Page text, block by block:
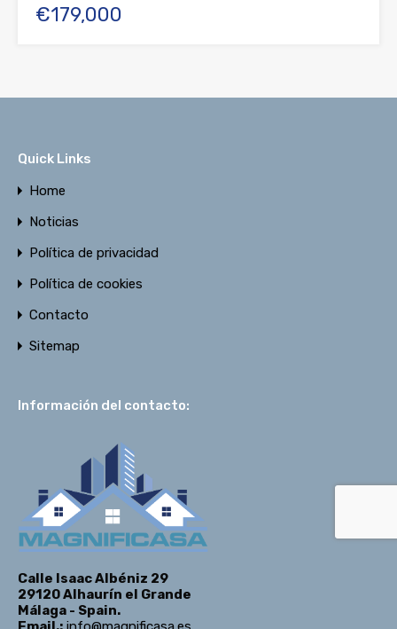
€179,000
Quick Links
Home
Noticias
Política de privacidad
Política de cookies
Contacto
Sitemap
Información del contacto:
Calle Isaac Albéniz 29
29120 Alhaurín el Grande
Málaga - Spain.